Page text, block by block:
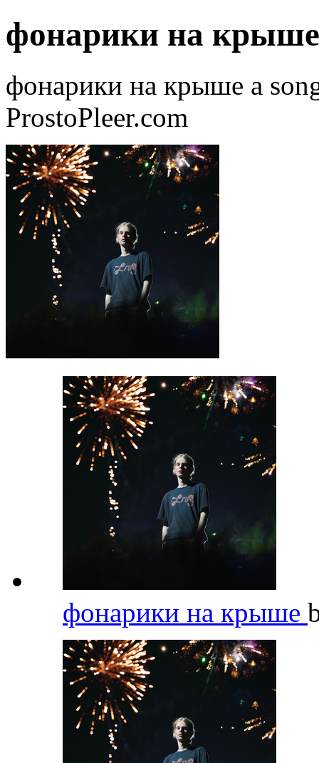
фонарики на крыше
фонарики на крыше a
ProstoPleer.com
фонарики на крыше